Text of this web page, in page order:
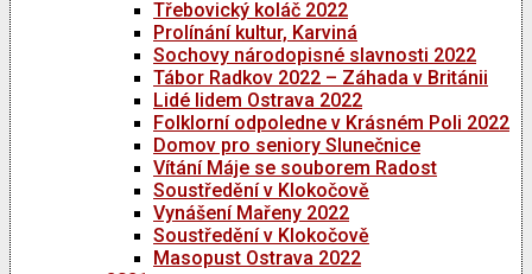
Třebovický koláč 2022
Prolínání kultur, Karviná
Sochovy národopisné slavnosti 2022
Tábor Radkov 2022 – Záhada v Británii
Lidé lidem Ostrava 2022
Folklorní odpoledne v Krásném Poli 2022
Domov pro seniory Slunečnice
Vítání Máje se souborem Radost
Soustředění v Klokočově
Vynášení Mařeny 2022
Soustředění v Klokočově
Masopust Ostrava 2022